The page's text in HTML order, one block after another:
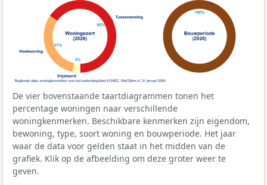
De vier bovenstaande taartdiagrammen tonen het
percentage woningen naar verschillende
woningkenmerken. Beschikbare kenmerken zijn eigendom,
bewoning, type, soort woning en bouwperiode. Het jaar
waar de data voor gelden staat in het midden van de
grafiek. Klik op de afbeelding om deze groter weer te
geven.